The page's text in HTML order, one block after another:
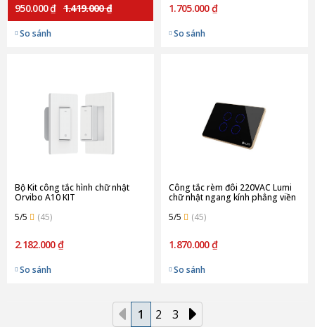
950.000 ₫ 1.419.000 ₫
So sánh
1.705.000 ₫
So sánh
Bộ Kit công tắc hình chữ nhật
Orvibo A10 KIT
5/5
(45)
2.182.000 ₫
So sánh
Công tắc rèm đôi 220VAC Lumi
chữ nhật ngang kính phẳng viền
Black
5/5 (45)
1.870.000 ₫
So sánh
1 2 3